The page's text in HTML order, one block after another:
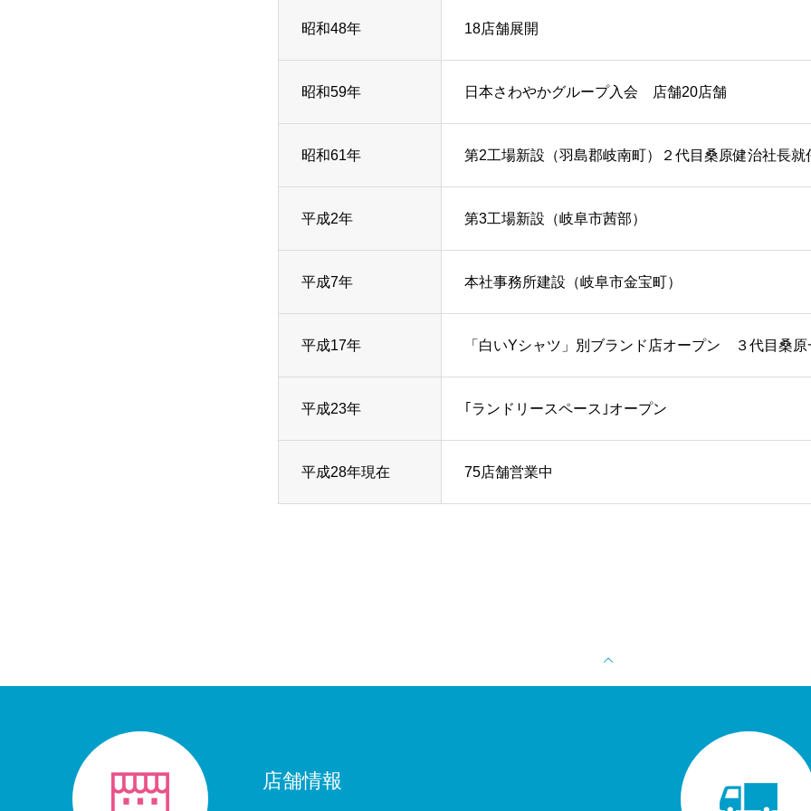
昭和48年 18店舗展開
昭和59年 日本さわやかグループ入会 店舗20店舗
昭和61年 第2工場新設（羽島郡岐南町）２代目桑原健治社長就
平成2年 第3工場新設（岐阜市茜部）
平成7年 本社事務所建設（岐阜市金宝町）
平成17年 「白いYシャツ」別ブランド店オープン ３代目桑
平成23年 ｢ランドリースペース｣オープン
平成28年現在 75店舗営業中
店舗情報